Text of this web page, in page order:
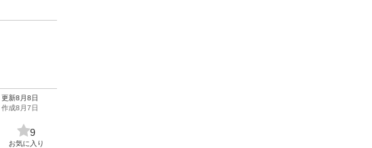
更新8月8日
作成8月7日
9
お気に入り